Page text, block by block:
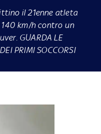
il 21enne atleta
km/h contro un
GUARDA LE
PRIMI SOCCORSI